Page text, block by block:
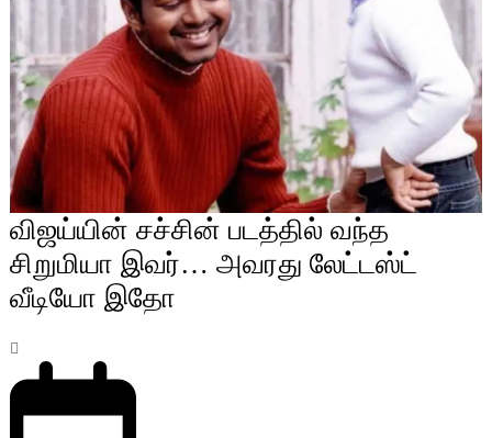
விஜய்யின் சச்சின் படத்தில் வந்த
சிறுமியா இவர்… அவரது லேட்டஸ்ட்
வீடியோ இதோ